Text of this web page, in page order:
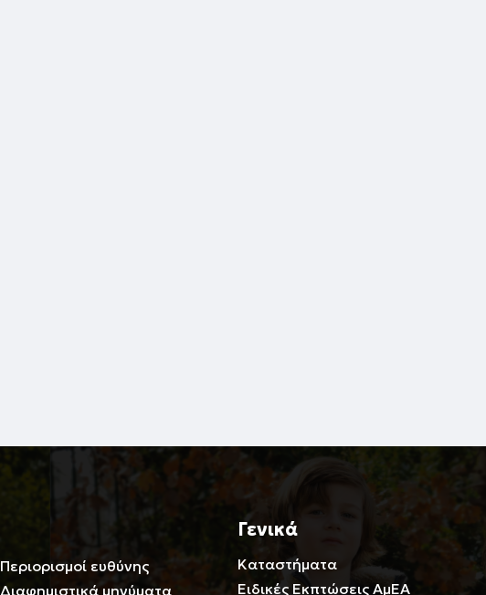
Περιορισμοί ευθύνης
Διαφημιστικά μηνύματα
Γενικά
Καταστήματα
Ειδικές Εκπτώσεις ΑμΕΑ